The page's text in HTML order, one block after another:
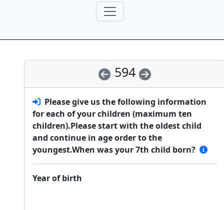
594
Please give us the following information
for each of your children (maximum ten
children).Please start with the oldest child
and continue in age order to the
youngest.When was your 7th child born?
Year of birth